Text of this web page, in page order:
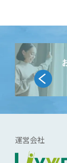
運営会社